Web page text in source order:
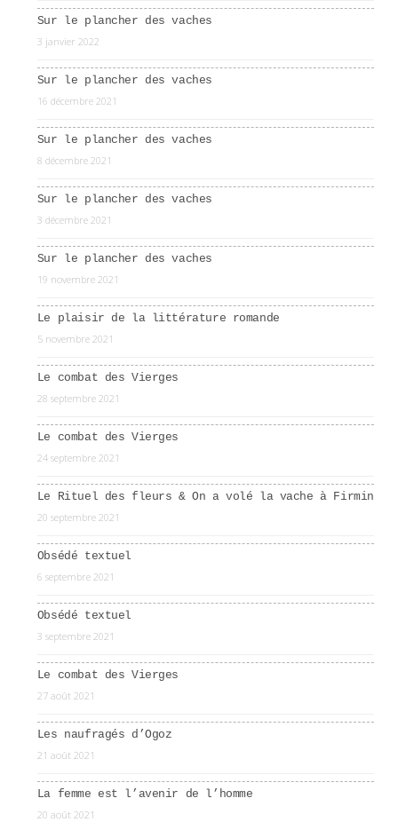
Sur le plancher des vaches
3 janvier 2022
Sur le plancher des vaches
16 décembre 2021
Sur le plancher des vaches
8 décembre 2021
Sur le plancher des vaches
3 décembre 2021
Sur le plancher des vaches
19 novembre 2021
Le plaisir de la littérature romande
5 novembre 2021
Le combat des Vierges
28 septembre 2021
Le combat des Vierges
24 septembre 2021
Le Rituel des fleurs & On a volé la vache à Firmin
20 septembre 2021
Obsédé textuel
6 septembre 2021
Obsédé textuel
3 septembre 2021
Le combat des Vierges
27 août 2021
Les naufragés d’Ogoz
21 août 2021
La femme est l’avenir de l’homme
20 août 2021